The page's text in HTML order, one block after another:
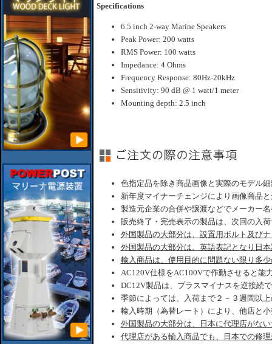
Specifications
6.5 inch 2-way Marine Speakers
Peak Power: 200 watts
RMS Power: 100 watts
Impedance: 4 Ohms
Frequency Response: 80Hz-20kHz
Sensitivity: 90 dB @ 1 watt/1 meter
Mounting depth: 2.5 inch
色指定品を除き商品画像と実際のモデル
新年度マイナーチェンジにより画像商品
製造元企業の合併や譲渡などでメーカー
販売終了・完売表示の製品は、次回の入
外国製品の大部分は、設置用ボルト及び
外国製品の大部分は、英語表記となり日
輸入商品は、使用目的に問題ない限り多
AC120V仕様をAC100Vで作動させると能
DC12V製品は、プラスマイナスを逆接続
季節によっては、入荷まで２－３週間以
輸入時期（為替レート）により、他店と
外国製品の大部分は、日本に代理店がな
代理店がある輸入商品でも、日本での修